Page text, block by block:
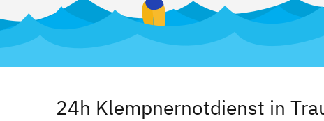
24h Klempnernotdienst in